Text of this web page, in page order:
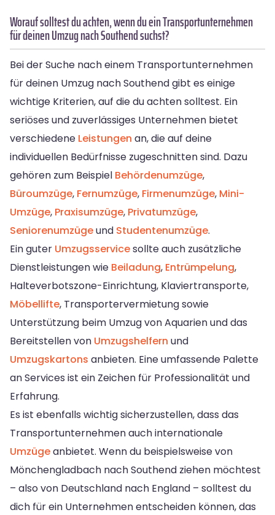
Worauf solltest du achten, wenn du ein Transportunternehmen
für deinen Umzug nach Southend suchst?
Bei der Suche nach einem Transportunternehmen
für deinen Umzug nach Southend gibt es einige
wichtige Kriterien, auf die du achten solltest. Ein
seriöses und zuverlässiges Unternehmen bietet
verschiedene Leistungen an, die auf deine
individuellen Bedürfnisse zugeschnitten sind. Dazu
gehören zum Beispiel Behördenumzüge,
Büroumzüge, Fernumzüge, Firmenumzüge, Mini-
Umzüge, Praxisumzüge, Privatumzüge,
Seniorenumzügeund Studentenumzüge.
Ein guter Umzugsservicesollte auch zusätzliche
Dienstleistungen wie Beiladung, Entrümpelung,
Halteverbotszone-Einrichtung, Klaviertransporte,
Möbellifte, Transportervermietung sowie
Unterstützung beim Umzug von Aquarien und das
Bereitstellen von Umzugshelfern und
Umzugskartons anbieten. Eine umfassende Palette
an Services ist ein Zeichen für Professionalität und
Erfahrung.
Es ist ebenfalls wichtig sicherzustellen, dass das
Transportunternehmen auch internationale
Umzügeanbietet. Wenn du beispielsweise von
Mönchengladbach nach Southend ziehen möchtest
– also von Deutschland nach England – solltest du
dich für ein Unternehmen entscheiden können, das